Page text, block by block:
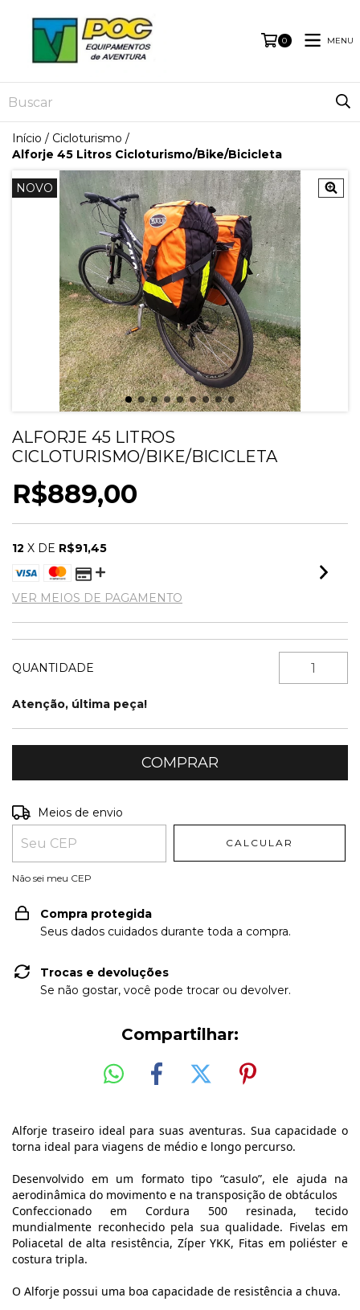
0 MENU
Início / Cicloturismo /
Alforje 45 Litros Cicloturismo/Bike/Bicicleta
NOVO
ALFORJE 45 LITROS
CICLOTURISMO/BIKE/BICICLETA
R$889,00
12 X DE R$91,45
VER MEIOS DE PAGAMENTO
QUANTIDADE
Atenção, última peça!
Entregas para o CEP:
Meios de envio
CALCULAR
Não sei meu CEP
Compra protegida
Seus dados cuidados durante toda a compra.
Trocas e devoluções
Se não gostar, você pode trocar ou devolver.
Compartilhar:
Alforje traseiro ideal para suas aventuras. Sua capacidade o
torna ideal para viagens de médio e longo percurso.
Desenvolvido em um formato tipo “casulo”, ele ajuda na
aerodinâmica do movimento e na transposição de obtáculos
Confeccionado em Cordura 500 resinada, tecido
mundialmente reconhecido pela sua qualidade. Fivelas em
Poliacetal de alta resistência, Zíper YKK, Fitas em poliéster e
costura tripla.
O Alforje possui uma boa capacidade de resistência a chuva.